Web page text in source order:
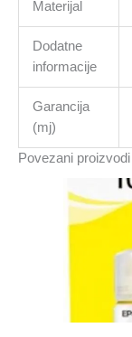
Materijal
Dodatne
informacije
Garancija
(mj)
Povezani proizvodi